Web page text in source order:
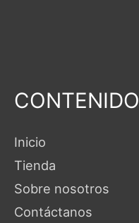
CONTENIDO
Inicio
Tienda
Sobre nosotros
Contáctanos